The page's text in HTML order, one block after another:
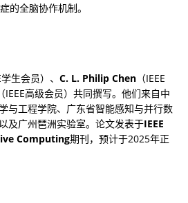
的全脑协作机制。
学生会员）、 C. L. Philip Chen （IEEE
（IEEE高级会员）共同撰写。他们来自中
与工程学院、广东省智能感知与并行数
及广州琶洲实验室。论文发表于IEEE
Computing期刊，预计于2025年正